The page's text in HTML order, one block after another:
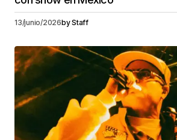
13/junio/2026byStaff